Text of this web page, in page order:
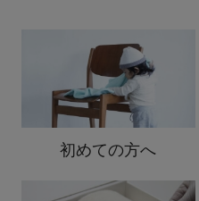
初めての方へ